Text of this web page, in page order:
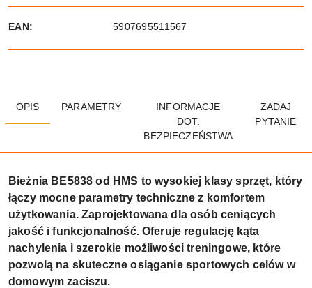
EAN: 5907695511567
OPIS PARAMETRY
INFORMACJE
DOT.
BEZPIECZEŃSTWA
ZADAJ
PYTANIE
Bieżnia BE5838 od HMS to wysokiej klasy sprzęt, który
łączy mocne parametry techniczne z komfortem
użytkowania. Zaprojektowana dla osób ceniących
jakość i funkcjonalność. Oferuje regulację kąta
nachylenia i szerokie możliwości treningowe, które
pozwolą na skuteczne osiąganie sportowych celów w
domowym zaciszu.